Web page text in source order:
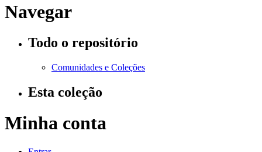
Navegar
Todo o repositório
Comunidades e Coleções
Esta coleção
Minha conta